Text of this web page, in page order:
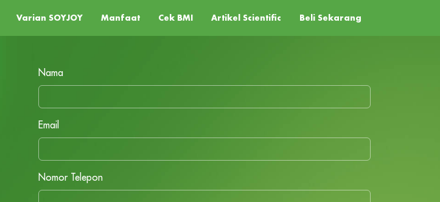
Varian SOYJOY Manfaat Cek BMI Artikel Scientific Beli Sekarang
Nama
Email
Nomor Telepon